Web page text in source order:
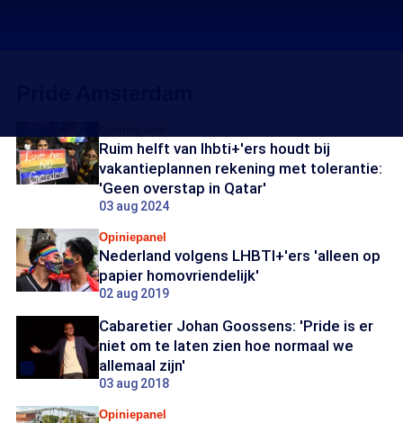
Ruim helft van lhbti+'ers houdt bij
vakantieplannen rekening met tolerantie:
'Geen overstap in Qatar'
03 aug 2024
Opiniepanel
Nederland volgens LHBTI+'ers 'alleen op
papier homovriendelijk'
02 aug 2019
Cabaretier Johan Goossens: 'Pride is er
niet om te laten zien hoe normaal we
allemaal zijn'
03 aug 2018
Opiniepanel